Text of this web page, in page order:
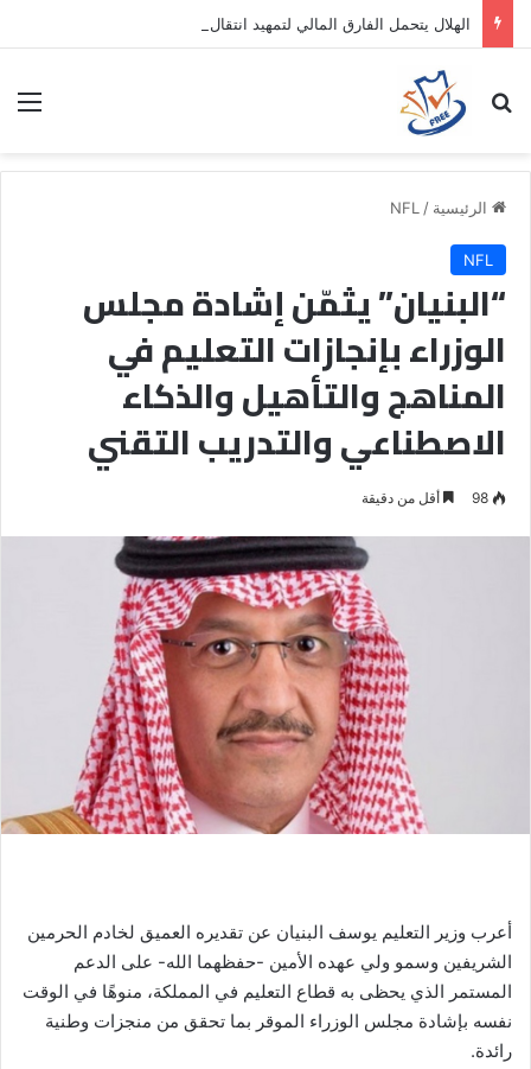
بحث عن
الرئيسية /
NFL
NFL
“البنيان” يثمّن إشادة مجلس
الوزراء بإنجازات التعليم في
المناهج والتأهيل والذكاء
الاصطناعي والتدريب التقني
98 أقل من دقيقة
أعرب وزير التعليم يوسف البنيان عن تقديره العميق لخادم الحرمين
الشريفين وسمو ولي عهده الأمين -حفظهما الله- على الدعم
المستمر الذي يحظى به قطاع التعليم في المملكة، منوهًا في الوقت
نفسه بإشادة مجلس الوزراء الموقر بما تحقق من منجزات وطنية
رائدة.